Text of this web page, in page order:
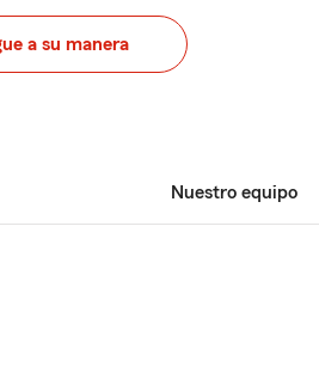
a su manera
Nuestro equipo